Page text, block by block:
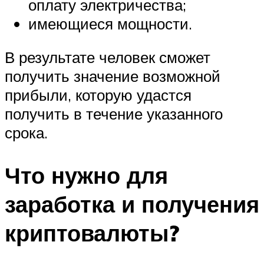
оплату электричества;
имеющиеся мощности.
В результате человек сможет
получить значение возможной
прибыли, которую удастся
получить в течение указанного
срока.
Что нужно для
заработка и получения
криптовалюты?